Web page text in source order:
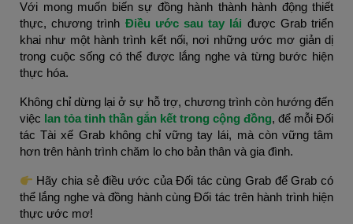
Với mong muốn biến sự đồng hành thành hành động thiết
thực, chương trình Điều ước sau tay lái được Grab triển
khai như một hành trình kết nối, nơi những ước mơ giản dị
trong cuộc sống có thể được lắng nghe và từng bước hiện
thực hóa.
Không chỉ dừng lại ở sự hỗ trợ, chương trình còn hướng đến
việc lan tỏa tinh thần gắn kết trong cộng đồng, để mỗi Đối
tác Tài xế Grab không chỉ vững tay lái, mà còn vững tâm
hơn trên hành trình chăm lo cho bản thân và gia đình.
Hãy chia sẻ điều ước của Đối tác cùng Grab để Grab có
thể lắng nghe và đồng hành cùng Đối tác trên hành trình hiện
thực ước mơ!